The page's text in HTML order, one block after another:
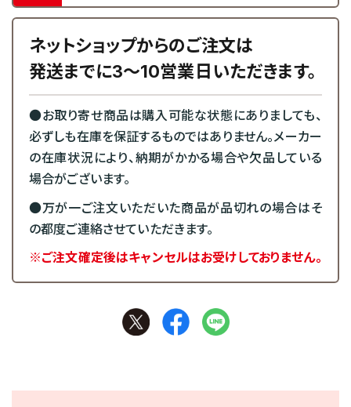
ネットショップからのご注文は
発送までに3～10営業日いただきます。
●お取り寄せ商品は購入可能な状態にありましても、
必ずしも在庫を保証するものではありません。メーカー
の在庫状況により、納期がかかる場合や欠品している
場合がございます。
●万が一ご注文いただいた商品が品切れの場合はそ
の都度ご連絡させていただきます。
※ご注文確定後はキャンセルはお受けしておりません。